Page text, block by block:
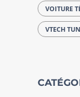
VOITURE
VTECH